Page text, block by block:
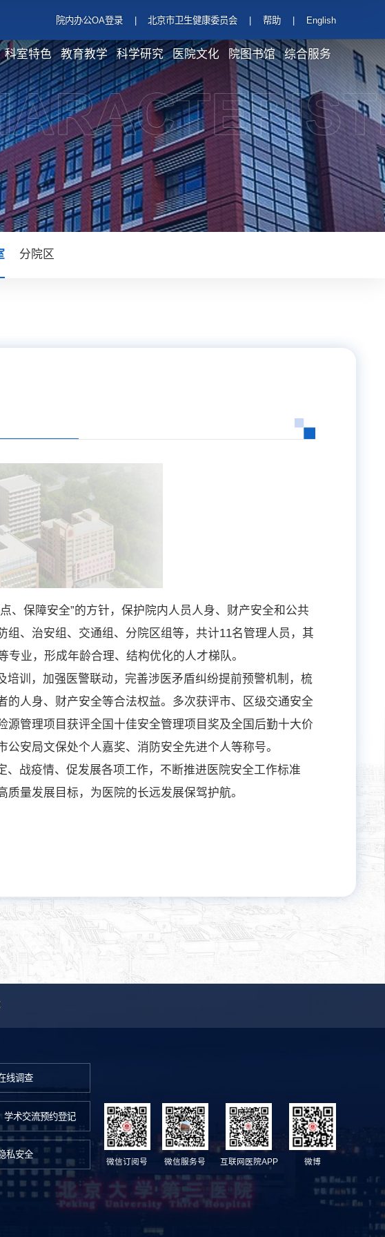
院内办公OA登录 北京市卫生健康委员会 帮助 English
科室特色 教育教学 科学研究 医院文化 院图书馆 综合服务
分院区
、保障安全”的方针，保护院内人员人身、财产安全和公共
、治安组、交通组、分院区组等，共计11名管理人员，其
业，形成年龄合理、结构优化的人才梯队。
训，加强医警联动，完善涉医矛盾纠纷提前预警机制，梳
人身、财产安全等合法权益。多次获评市、区级交通安全
管理项目获评全国十佳安全管理项目奖及全国后勤十大价
安局文保处个人嘉奖、消防安全先进个人等称号。
战疫情、促发展各项工作，不断推进医院安全工作标准
量发展目标，为医院的长远发展保驾护航。
线调查
学术交流预约登记
私安全
微信订阅号 微信服务号 互联网医院APP 微博